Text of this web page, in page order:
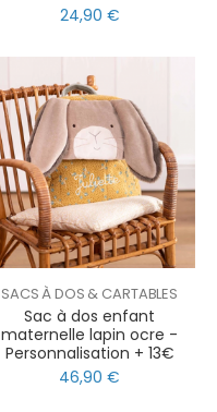
24,90 €
SACS À DOS & CARTABLES
Sac à dos enfant
maternelle lapin ocre -
Personnalisation + 13€
46,90 €